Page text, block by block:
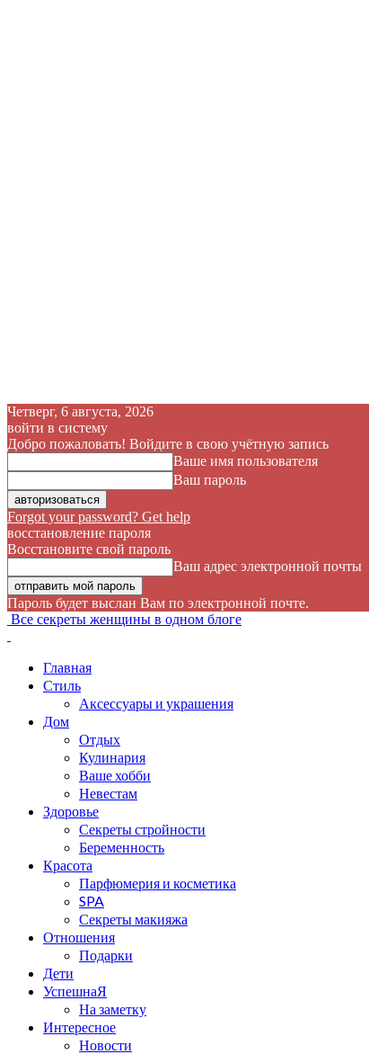
Четверг, 6 августа, 2026
войти в систему
Добро пожаловать! Войдите в свою учётную запись
Ваше имя пользователя
Ваш пароль
Forgot your password? Get help
восстановление пароля
Восстановите свой пароль
Ваш адрес электронной почты
Пароль будет выслан Вам по электронной почте.
Все секреты женщины в одном блоге
Главная
Стиль
Аксессуары и украшения
Дом
Отдых
Кулинария
Ваше хобби
Невестам
Здоровье
Секреты стройности
Беременность
Красота
Парфюмерия и косметика
SPA
Секреты макияжа
Отношения
Подарки
Дети
УспешнаЯ
На заметку
Интересное
Новости